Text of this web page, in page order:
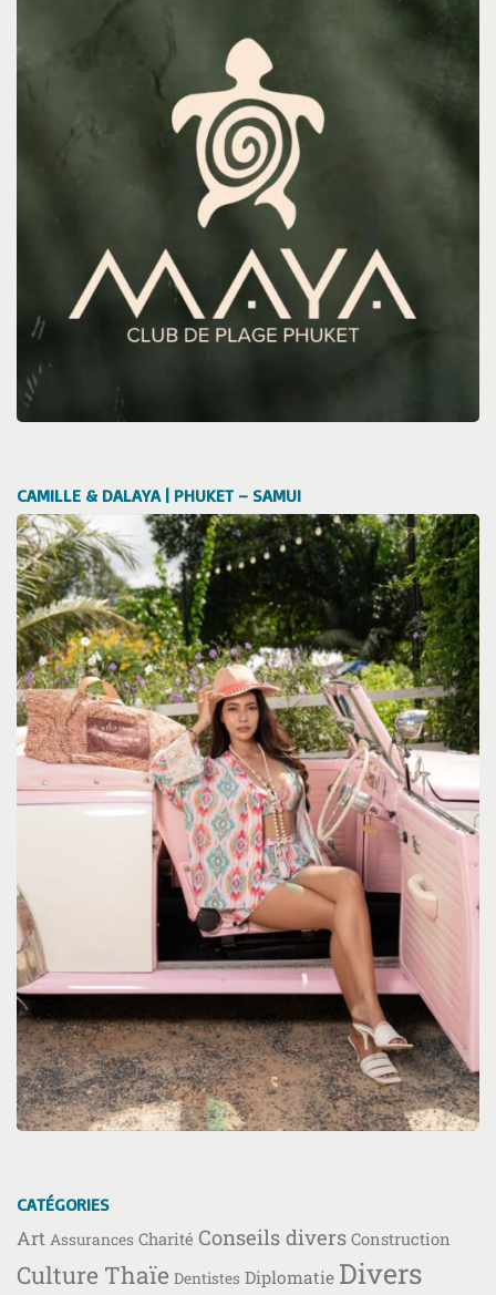
CAMILLE & DALAYA | PHUKET – SAMUI
CATÉGORIES
Art Assurances Charité Conseils divers Construction
Culture Thaïe Dentistes Diplomatie Divers